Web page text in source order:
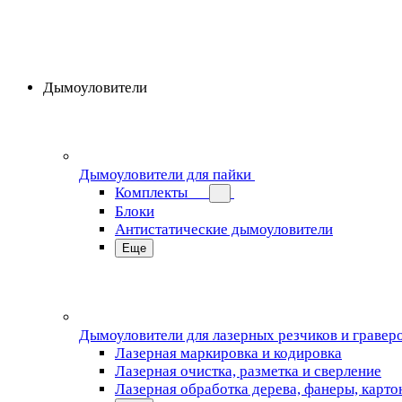
Дымоуловители
Дымоуловители для пайки
Комплекты
Блоки
Антистатические дымоуловители
Еще
Дымоуловители для лазерных резчиков и
Лазерная маркировка и кодировка
Лазерная очистка, разметка и сверление
Лазерная обработка дерева, фанеры,